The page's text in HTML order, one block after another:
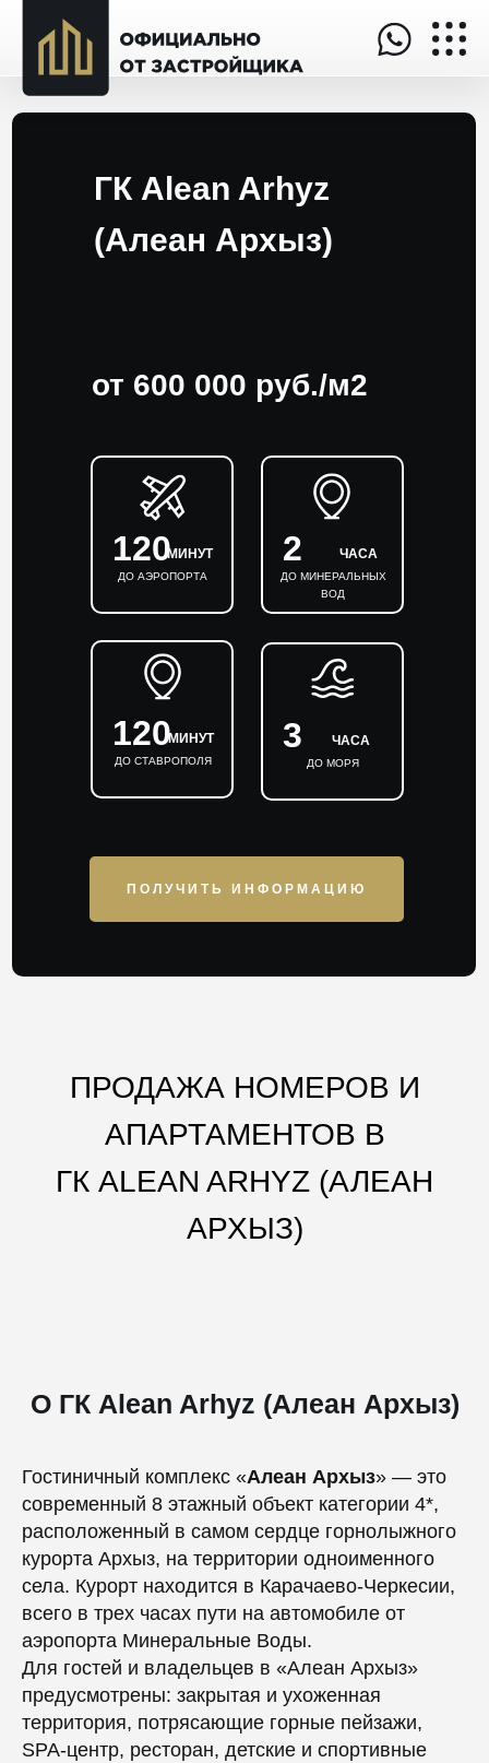
120МИНУТ
ДО АЭРОПОРТА
ГК Alean Arhyz
(Алеан Архыз)
3 ЧАСА
ДО МОРЯ
ПОЛУЧИТЬ ИНФОРМАЦИЮ
2 ЧАСА
ДО МИНЕРАЛЬНЫХ
ВОД
120МИНУТ
ДО СТАВРОПОЛЯ
от 600 000 руб./м2
ПРОДАЖА НОМЕРОВ И
АПАРТАМЕНТОВ В
ГК ALEAN ARHYZ (АЛЕАН
АРХЫЗ)
О ГК Alean Arhyz (Алеан Архыз)
Гостиничный комплекс «Алеан Архыз» — это
современный 8 этажный объект категории 4*,
расположенный в самом сердце горнолыжного
курорта Архыз, на территории одноименного
села. Курорт находится в Карачаево-Черкесии,
всего в трех часах пути на автомобиле от
аэропорта Минеральные Воды.
Для гостей и владельцев в «Алеан Архыз»
предусмотрены: закрытая и ухоженная
территория, потрясающие горные пейзажи,
SPA-центр, ресторан, детские и спортивные